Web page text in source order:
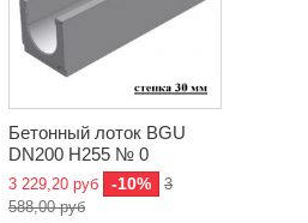
Бетонный лоток BGU
DN200 H255 № 0
3 229,20 руб -10%
3
588,00 руб